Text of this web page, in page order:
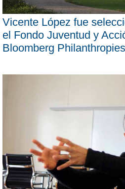
Vicente López fue
el Fondo Juventud y
Bloomberg Philanthropies